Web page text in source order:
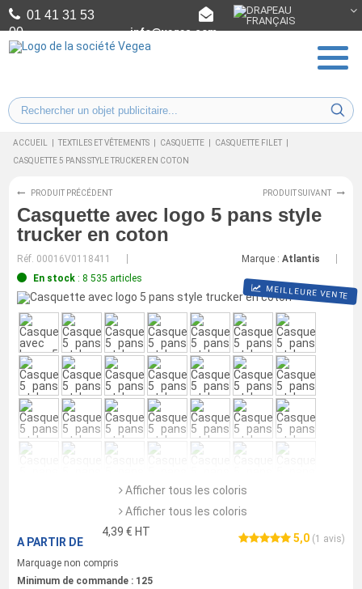
01 41 31 53
00
info@vegea.com
ACCUEIL TEXTILES ET VÊTEMENTS CASQUETTE CASQUETTE FILET
CASQUETTE 5 PANS STYLE TRUCKER EN COTON
PRODUIT PRÉCÉDENT PRODUIT SUIVANT
Casquette avec logo 5 pans style
trucker en coton
Réf. 00016V0118411 Marque : Atlantis
En stock : 8 535 articles
MEILLEURE VENTE
Afficher tous les coloris
Afficher tous les coloris
5,0 (1 avis)
4,39€ HT
A PARTIR DE
Marquage non compris
Minimum de commande : 125